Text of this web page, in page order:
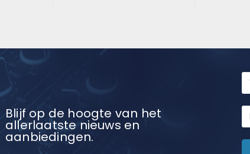
Blijf op de hoogte van het
allerlaatste nieuws en
aanbiedingen.